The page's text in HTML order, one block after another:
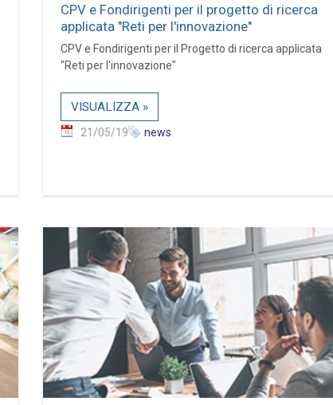
CPV e Fondirigenti per il progetto di ricerca
applicata "Reti per l'innovazione"
CPV e Fondirigenti per il Progetto di ricerca applicata
"Reti per l'innovazione"
VISUALIZZA »
21/05/19 news